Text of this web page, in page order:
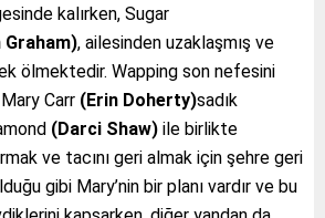
kalırken, Sugar
Graham), ailesinden uzaklaşmış ve
ölmektedir. Wapping son nefesini
Carr (Erin Doherty)sadık
(Darci Shaw) ile birlikte
ve tacını geri almak için şehre geri
gibi Mary’nin bir planı vardır ve bu